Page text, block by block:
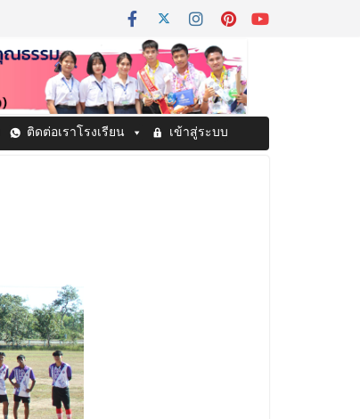
ติดต่อเราโรงเรียน เข้าสู่ระบบ